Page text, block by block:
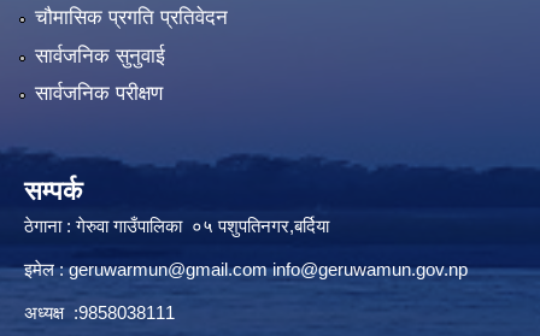
चौमासिक प्रगति प्रतिवेदन
सार्वजनिक सुनुवाई
सार्वजनिक परीक्षण
सम्पर्क
ठेगाना : गेरुवा गाउँपालिका ०५ पशुपतिनगर,बर्दिया
इमेल :geruwarmun@gmail.com info@geruwamun.gov.np
अध्यक्ष :9858038111